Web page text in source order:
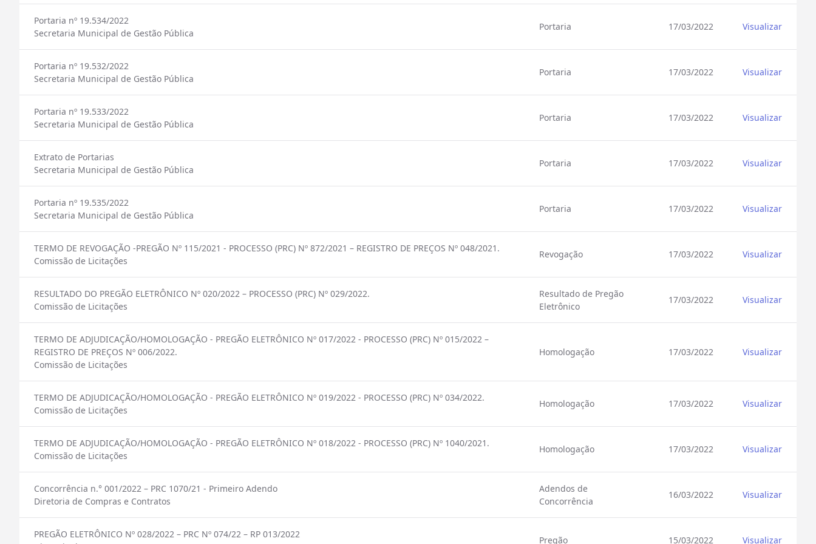
Portaria nº 19.534/2022
Secretaria Municipal de Gestão Pública
Portaria 17/03/2022 Visualizar
Portaria nº 19.532/2022
Secretaria Municipal de Gestão Pública
Portaria 17/03/2022 Visualizar
Portaria nº 19.533/2022
Secretaria Municipal de Gestão Pública
Portaria 17/03/2022 Visualizar
Extrato de Portarias
Secretaria Municipal de Gestão Pública
Portaria 17/03/2022 Visualizar
Portaria nº 19.535/2022
Secretaria Municipal de Gestão Pública
Portaria 17/03/2022 Visualizar
TERMO DE REVOGAÇÃO -PREGÃO Nº 115/2021 - PROCESSO (PRC) Nº 872/2021 – REGISTRO DE PREÇOS Nº 048/2021.
Comissão de Licitações
Revogação 17/03/2022 Visualizar
RESULTADO DO PREGÃO ELETRÔNICO Nº 020/2022 – PROCESSO (PRC) Nº 029/2022.
Comissão de Licitações
Resultado de Pregão
Eletrônico
17/03/2022 Visualizar
TERMO DE ADJUDICAÇÃO/HOMOLOGAÇÃO - PREGÃO ELETRÔNICO Nº 017/2022 - PROCESSO (PRC) Nº 015/2022 –
REGISTRO DE PREÇOS Nº 006/2022.
Comissão de Licitações
Homologação 17/03/2022 Visualizar
TERMO DE ADJUDICAÇÃO/HOMOLOGAÇÃO - PREGÃO ELETRÔNICO Nº 019/2022 - PROCESSO (PRC) Nº 034/2022.
Comissão de Licitações
Homologação 17/03/2022 Visualizar
TERMO DE ADJUDICAÇÃO/HOMOLOGAÇÃO - PREGÃO ELETRÔNICO Nº 018/2022 - PROCESSO (PRC) Nº 1040/2021.
Comissão de Licitações
Homologação 17/03/2022 Visualizar
Concorrência n.° 001/2022 – PRC 1070/21 - Primeiro Adendo
Diretoria de Compras e Contratos
Adendos de
Concorrência
16/03/2022 Visualizar
PREGÃO ELETRÔNICO Nº 028/2022 – PRC Nº 074/22 – RP 013/2022
Pregão 15/03/2022 Visualizar